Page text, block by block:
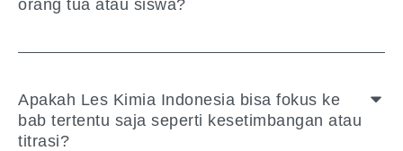
orang tua atau siswa?
Apakah Les Kimia Indonesia bisa fokus ke
bab tertentu saja seperti kesetimbangan atau
titrasi?